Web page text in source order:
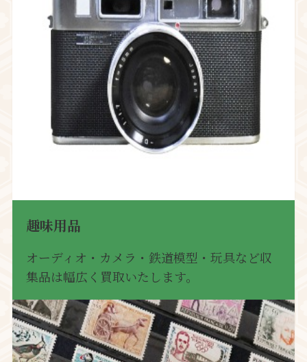
趣味用品
オーディオ・カメラ・鉄道模型・玩具など収
集品は幅広く買取いたします。